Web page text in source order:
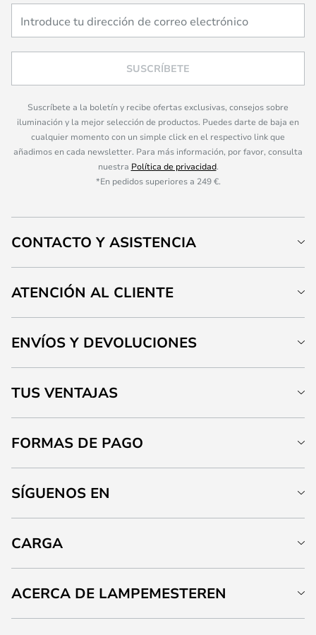
SUSCRÍBETE
Suscríbete a la boletín y recibe ofertas exclusivas, consejos sobre
iluminación y la mejor selección de productos. Puedes darte de baja en
cualquier momento con un simple click en el respectivo link que
añadimos en cada newsletter. Para más información, por favor, consulta
nuestra Política de privacidad.
*En pedidos superiores a 249 €.
CONTACTO Y ASISTENCIA
ATENCIÓN AL CLIENTE
ENVÍOS Y DEVOLUCIONES
TUS VENTAJAS
FORMAS DE PAGO
SÍGUENOS EN
CARGA
ACERCA DE LAMPEMESTEREN